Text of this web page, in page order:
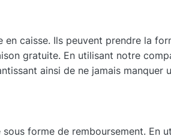
caisse. Ils peuvent prendre la
gratuite. En utilisant notre
ainsi de ne jamais manquer
forme de remboursement. En